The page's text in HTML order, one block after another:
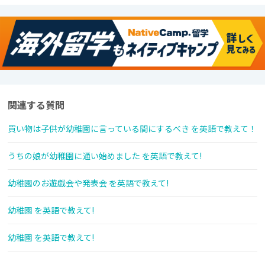
関連する質問
買い物は子供が幼稚園に言っている間にするべき を英語で教えて！
うちの娘が幼稚園に通い始めました を英語で教えて!
幼稚園のお遊戯会や発表会 を英語で教えて!
幼稚園 を英語で教えて!
幼稚園 を英語で教えて!